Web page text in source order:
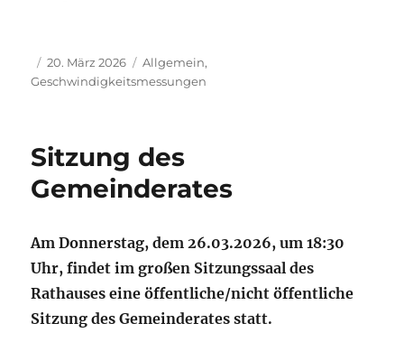
Autor
Veröffentlicht
am
20. März 2026 Kategorien
Allgemein,
Geschwindigkeitsmessungen
Sitzung des
Gemeinderates
Am Donnerstag, dem 26.03.2026, um 18:30
Uhr, findet im großen Sitzungssaal des
Rathauses eine öffentliche/nicht öffentliche
Sitzung des Gemeinderates statt.